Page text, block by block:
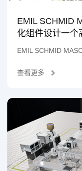
EMIL SCHMID
化组件设计一个
EMIL SCHMID
查看更多